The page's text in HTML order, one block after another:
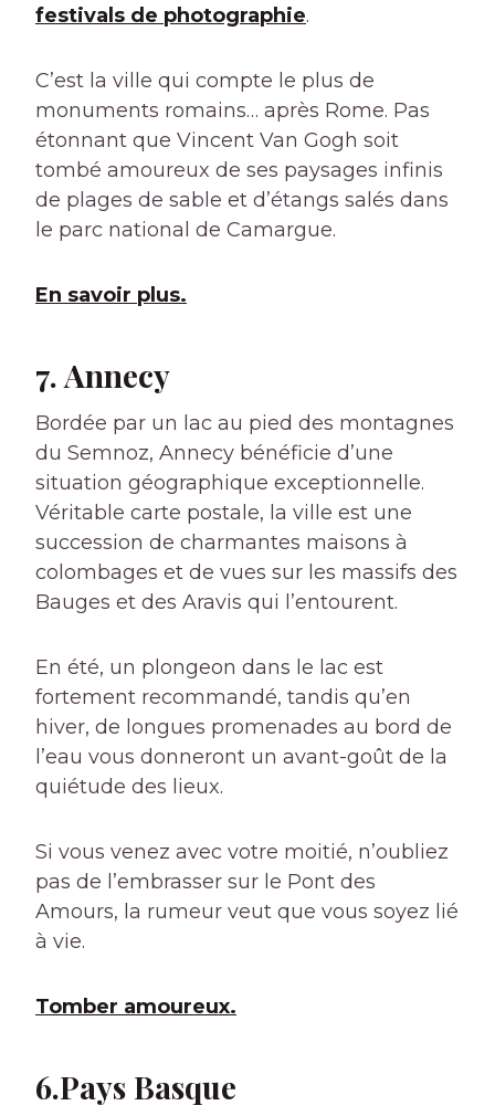
festivals de photographie.
C’est la ville qui compte le plus de
monuments romains… après Rome. Pas
étonnant que Vincent Van Gogh soit
tombé amoureux de ses paysages infinis
de plages de sable et d’étangs salés dans
le parc national de Camargue.
En savoir plus.
7. Annecy
Bordée par un lac au pied des montagnes
du Semnoz, Annecy bénéficie d’une
situation géographique exceptionnelle.
Véritable carte postale, la ville est une
succession de charmantes maisons à
colombages et de vues sur les massifs des
Bauges et des Aravis qui l’entourent.
En été, un plongeon dans le lac est
fortement recommandé, tandis qu’en
hiver, de longues promenades au bord de
l’eau vous donneront un avant-goût de la
quiétude des lieux.
Si vous venez avec votre moitié, n’oubliez
pas de l’embrasser sur le Pont des
Amours, la rumeur veut que vous soyez lié
à vie.
Tomber amoureux.
6.Pays Basque